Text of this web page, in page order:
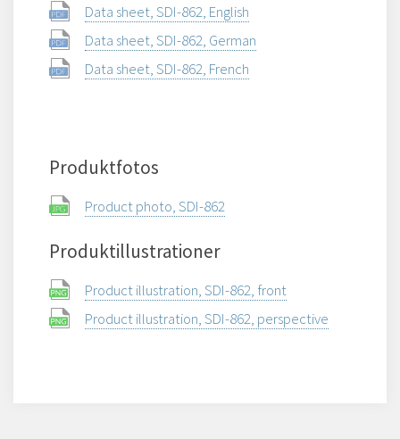
Data sheet, SDI-862, English
Data sheet, SDI-862, German
Data sheet, SDI-862, French
Produktfotos
Product photo, SDI-862
Produktillustrationer
Product illustration, SDI-862, front
Product illustration, SDI-862, perspective